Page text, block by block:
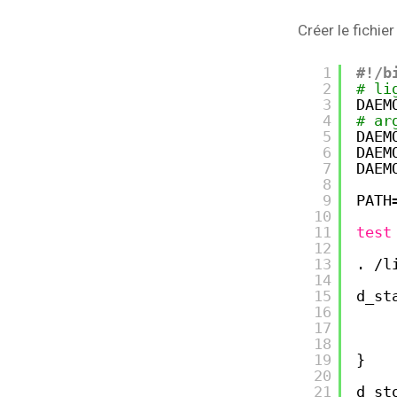
Créer le
1
2
3
4
5
6
7
8
9
10
11
12
13
14
15
16
17
18
19
20
21
#!/
#
#
test
. /
}